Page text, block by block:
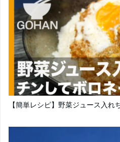
【簡単レシピ】野菜ジュース入